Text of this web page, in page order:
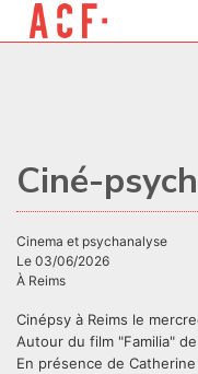
Ciné-
cinema et psychanalyse
Le 03/06/2026
À Reims
Cinépsy à Reims le
Autour du film "Familia"
En présence de